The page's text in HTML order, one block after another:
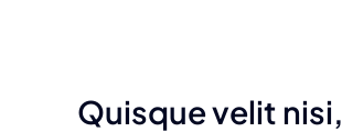
Quisque velit nisi,